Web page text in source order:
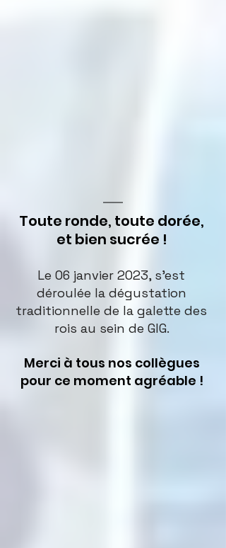
Toute ronde, toute dorée,
et bien sucrée !
Le 06 janvier 2023, s'est
déroulée la dégustation
traditionnelle de la galette des
rois au sein de GIG.
Merci à tous nos collègues
pour ce moment agréable !